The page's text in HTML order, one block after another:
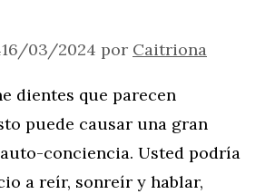
16/03/2024 por Caitriona
dientes que parecen
puede causar una gran
conciencia. Usted podría
a reír, sonreír y hablar,